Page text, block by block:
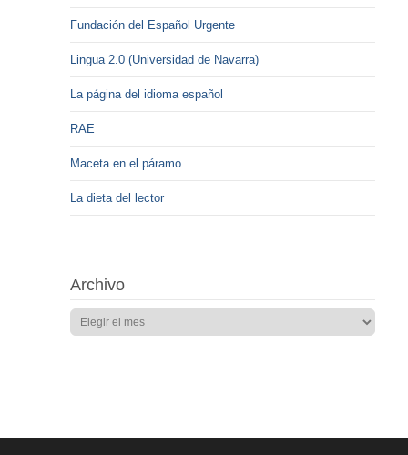
Fundación del Español Urgente
Lingua 2.0 (Universidad de Navarra)
La página del idioma español
RAE
Maceta en el páramo
La dieta del lector
Archivo